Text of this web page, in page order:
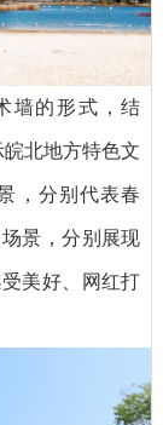
墙的形式，结
皖北地方特色文
，分别代表春
景，分别展现
美好、网红打